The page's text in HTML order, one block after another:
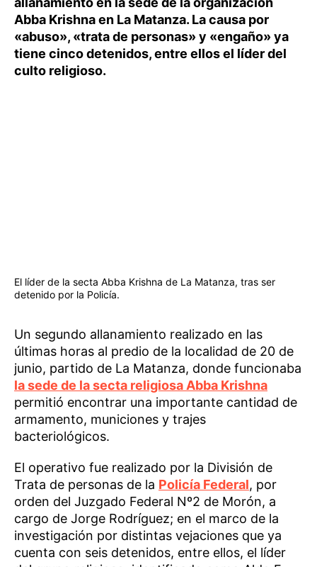
Abba Krishna en La Matanza. La causa por
«abuso», «trata de personas» y «engaño» ya
tiene cinco detenidos, entre ellos el líder del
culto religioso.
El líder de la secta Abba Krishna de La Matanza, tras ser
detenido por la Policía.
Un segundo allanamiento realizado en las
últimas horas al predio de la localidad de 20 de
junio, partido de La Matanza, donde funcionaba
la sede de la secta religiosa Abba Krishna
permitió encontrar una importante cantidad de
armamento, municiones y trajes
bacteriológicos.
El operativo fue realizado por la División de
Trata de personas de la Policía Federal, por
orden del Juzgado Federal Nº2 de Morón, a
cargo de Jorge Rodríguez; en el marco de la
investigación por distintas vejaciones que ya
cuenta con seis detenidos, entre ellos, el líder